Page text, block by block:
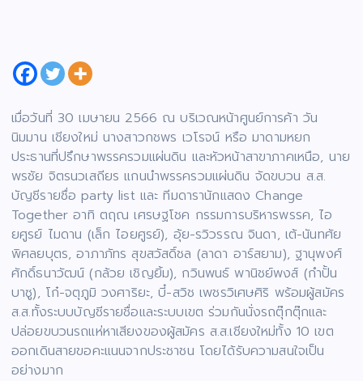
เมื่อวันที่ 30 เมษายน 2566 ณ บริเวณหน้าศูนย์การค้า วัน
นิมมาน เชียงใหม่ นางสาวกชพร เวโรจน์ หรือ มาดามหยก
ประธานที่ปรึกษาพรรครวมแผ่นดิน และหัวหน้าสาขาภาคเหนือ, นาย
พรชัย จิตรนวเสถียร แกนนำพรรครวมแผ่นดิน จัดขบวน ส.ส.
บัญชีรายชื่อ party list และ ทีมดารานักแสดง Change
Together อาทิ ตฤณ เศรษฐโชค กรรมการบริหารพรรค, ไอ
ยศูรย์ ไมดาน (เล็ก ไอยศูรย์), อุ้ย-รวิวรรณ จินดา, เต้-นันทศัย
พิศลยบุตร, อาภาภัทร สุขสวัสดิ์ชล (ลาดา อาร์สยาม), ฐานุพงศ์
ศักดิ์ธนาวัฒน์ (กล้วย เชิญยิ้ม), กวินพนธ์ พานิชย์พงส์ (กำปั้น
บาซู), โก๋-จตุภูมิ วงศาริยะ, บี๋-สวิช เพชรวิเศษศิริ พร้อมผู้สมัคร
ส.ส.ทั้งระบบบัญชีรายชื่อและระบบเขต ร่วมกันนั่งรถตุ๊กตุ๊กและ
ปล่อยขบวนรถแห่หาเสียงของผู้สมัคร ส.ส.เชียงใหม่ทั้ง 10 เขต
ออกเดินสายขอคะแนนจากประชาชน โดยได้รับความสนใจเป็น
อย่างมาก